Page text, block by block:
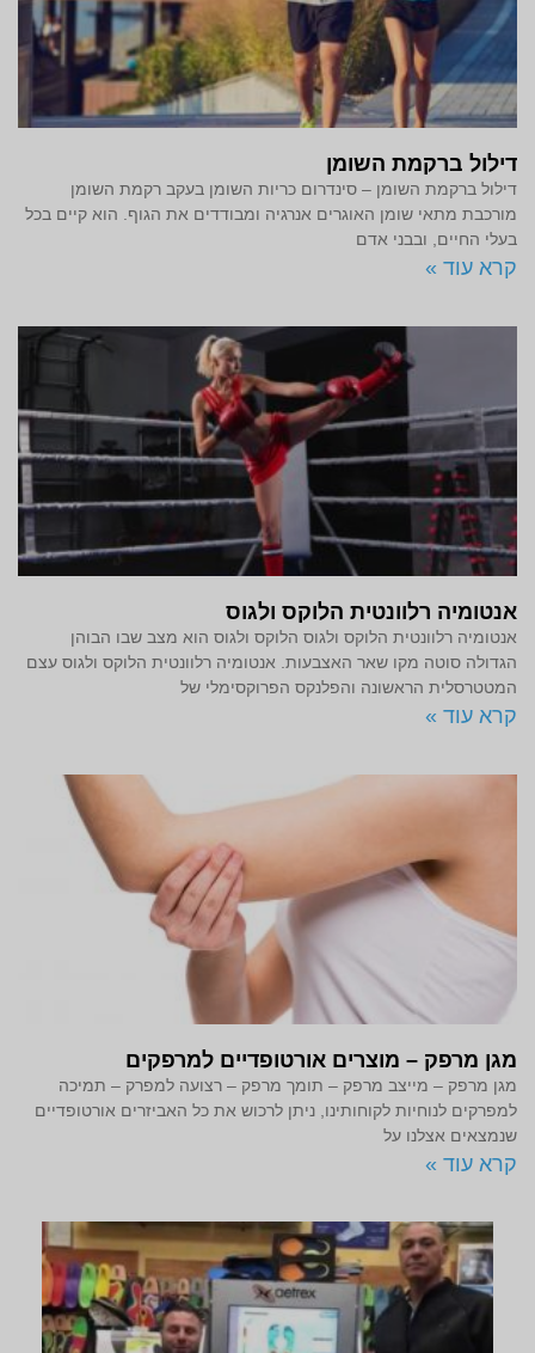
דילול ברקמת השומן
דילול ברקמת השומן – סינדרום כריות השומן בעקב רקמת השומן
מורכבת מתאי שומן האוגרים אנרגיה ומבודדים את הגוף. הוא קיים בכל
בעלי החיים, ובבני אדם
קרא עוד »
אנטומיה רלוונטית הלוקס ולגוס
אנטומיה רלוונטית הלוקס ולגוס הלוקס ולגוס הוא מצב שבו הבוהן
הגדולה סוטה מקו שאר האצבעות. אנטומיה רלוונטית הלוקס ולגוס עצם
המטטרסלית הראשונה והפלנקס הפרוקסימלי של
קרא עוד »
מגן מרפק – מוצרים אורטופדיים למרפקים
מגן מרפק – מייצב מרפק – תומך מרפק – רצועה למפרק – תמיכה
למפרקים לנוחיות לקוחותינו, ניתן לרכוש את כל האביזרים אורטופדיים
שנמצאים אצלנו על
קרא עוד »